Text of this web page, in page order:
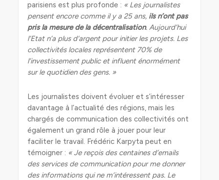
parisiens est plus profonde : « Les journalistes
pensent encore comme il y a 25 ans, ils n’ont pas
pris la mesure de la décentralisation. Aujourd’hui
l’Etat n’a plus d’argent pour initier les projets. Les
collectivités locales représentent 70% de
l’investissement public et influent énormément
sur le quotidien des gens. »
Les journalistes doivent évoluer et s’intéresser
davantage à l’actualité des régions, mais les
chargés de communication des collectivités ont
également un grand rôle à jouer pour leur
faciliter le travail. Frédéric Karpyta peut en
témoigner : « Je reçois des centaines d’emails
des services de communication pour me donner
des informations qui ne m’intéressent pas. Le